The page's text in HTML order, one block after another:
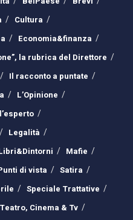
Cultura
Economia&finanza
la rubrica del Direttore
Il racconto a puntate
L’Opinione
Legalità
Mafie
di vista
Satira
Speciale Trattative
Teatro, Cinema & Tv